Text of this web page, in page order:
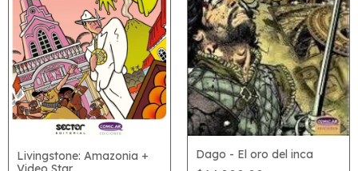
Livingstone: Amazonia +
Dago - El oro del inca